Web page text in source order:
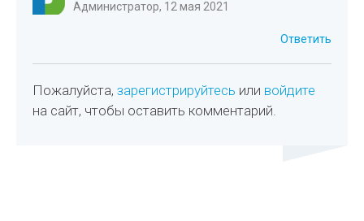
Администратор, 12 мая 2021
Ответить
Пожалуйста,зарегистрируйтесь или войдите
на сайт, чтобы оставить комментарий.